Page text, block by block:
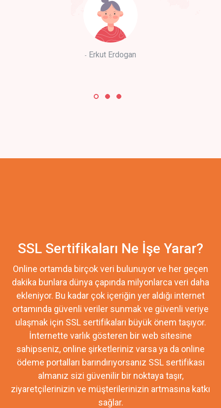
Erkut Erdogan
SSL Sertifikaları Ne İşe Yarar?
Online ortamda birçok veri bulunuyor ve her geçen
dakika bunlara dünya çapında milyonlarca veri daha
ekleniyor. Bu kadar çok içeriğin yer aldığı internet
ortamında güvenli veriler sunmak ve güvenli veriye
ulaşmak için SSL sertifikaları büyük önem taşıyor.
İnternette varlık gösteren bir web sitesine
sahipseniz, online şirketleriniz varsa ya da online
ödeme portalları barındırıyorsanız SSL sertifikası
almanız sizi güvenilir bir noktaya taşır,
ziyaretçilerinizin ve müşterilerinizin artmasına katkı
sağlar.